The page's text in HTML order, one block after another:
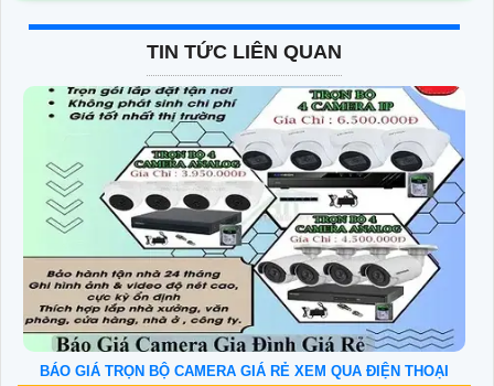
TIN TỨC LIÊN QUAN
BÁO GIÁ TRỌN BỘ CAMERA GIÁ RẺ XEM QUA ĐIỆN THOẠI